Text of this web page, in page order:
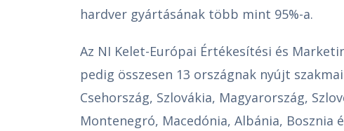
hardver gyártásának több mint 95%-a.
Az NI Kelet-Európai Értékesítési és
pedig összesen 13 országnak nyújt
Csehország, Szlovákia, Magyarország,
Montenegró, Macedónia, Albánia, Bosznia